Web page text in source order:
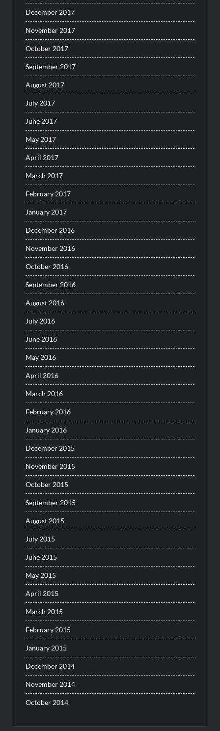
December 2017
November 2017
October 2017
September 2017
August 2017
July 2017
June 2017
May 2017
April 2017
March 2017
February 2017
January 2017
December 2016
November 2016
October 2016
September 2016
August 2016
July 2016
June 2016
May 2016
April 2016
March 2016
February 2016
January 2016
December 2015
November 2015
October 2015
September 2015
August 2015
July 2015
June 2015
May 2015
April 2015
March 2015
February 2015
January 2015
December 2014
November 2014
October 2014